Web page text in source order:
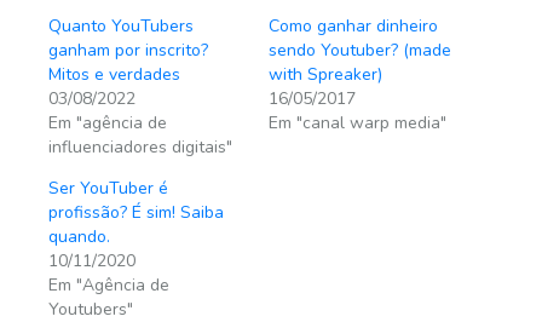
Quanto YouTubers
ganham por inscrito?
Mitos e verdades
03/08/2022
Em "agência de
influenciadores digitais"
Como ganhar dinheiro
sendo Youtuber? (made
with Spreaker)
16/05/2017
Em "canal warp media"
Ser YouTuber é
profissão? É sim! Saiba
quando.
10/11/2020
Em "Agência de
Youtubers"